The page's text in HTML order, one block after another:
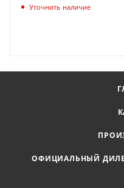
Уточнить наличие
ОФИЦИАЛЬНЫЙ